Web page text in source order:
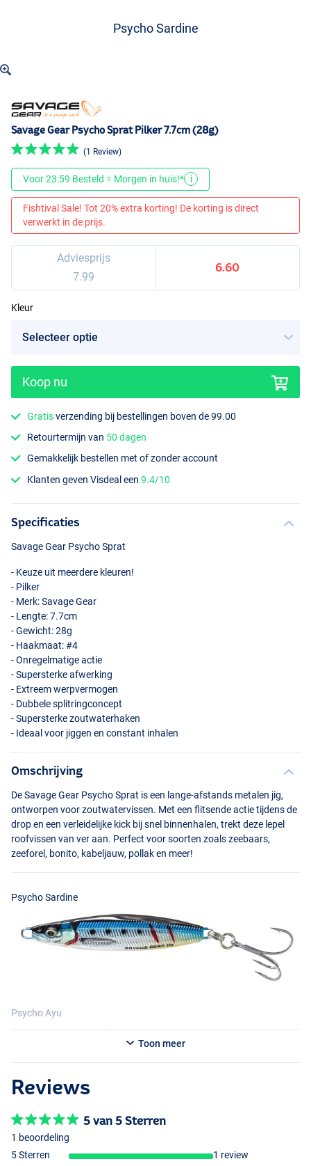
Psycho Sardine
Savage Gear Psycho Sprat Pilker 7.7cm (28g)
(1 Review)
Voor 23:59 Besteld = Morgen in huis!* i
Fishtival Sale! Tot 20% extra korting! De korting is direct
verwerkt in de prijs.
Adviesprijs
7.99
6.60
Kleur
Koop nu
Gratisverzending bij bestellingen boven de 99.00
Retourtermijn van 50 dagen
Gemakkelijk bestellen met of zonder account
Klanten geven Visdeal een9.4/10
Specificaties
Savage Gear Psycho Sprat
- Keuze uit meerdere kleuren!
- Pilker
- Merk: Savage Gear
- Lengte: 7.7cm
- Gewicht: 28g
- Haakmaat: #4
- Onregelmatige actie
- Supersterke afwerking
- Extreem werpvermogen
- Dubbele splitringconcept
- Supersterke zoutwaterhaken
- Ideaal voor jiggen en constant inhalen
Omschrijving
De Savage Gear Psycho Sprat is een lange-afstands metalen jig,
ontworpen voor zoutwatervissen. Met een flitsende actie tijdens de
drop en een verleidelijke kick bij snel binnenhalen, trekt deze lepel
roofvissen van ver aan. Perfect voor soorten zoals zeebaars,
zeeforel, bonito, kabeljauw, pollak en meer!
Psycho Sardine
Psycho Ayu
Psycho Punch
Toon meer
Reviews
5 van 5 Sterren
1 beoordeling
5 Sterren
1 review